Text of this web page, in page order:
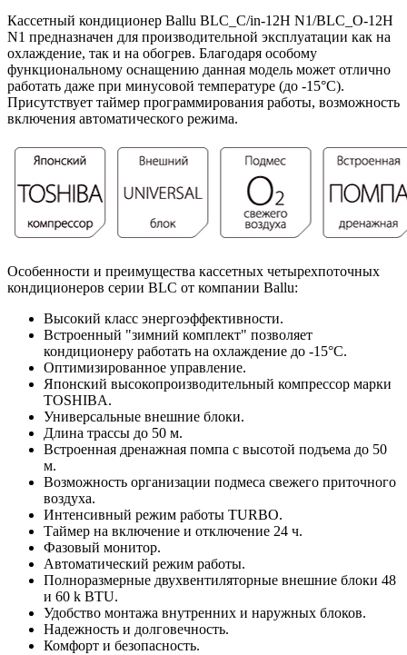
Кассетный кондиционер Ballu BLC_C/in-12H N1/BLC_O-12H
N1 предназначен для производительной эксплуатации как на
охлаждение, так и на обогрев. Благодаря особому
функциональному оснащению данная модель может отлично
работать даже при минусовой температуре (до -15°С).
Присутствует таймер программирования работы, возможность
включения автоматического режима.
Особенности и преимущества кассетных четырехпоточных
кондиционеров серии BLC от компании Ballu:
Высокий класс энергоэффективности.
Встроенный "зимний комплект" позволяет
кондиционеру работать на охлаждение до -15°С.
Оптимизированное управление.
Японский высокопроизводительный компрессор марки
TOSHIBA.
Универсальные внешние блоки.
Длина трассы до 50 м.
Встроенная дренажная помпа с высотой подъема до 50
м.
Возможность организации подмеса свежего приточного
воздуха.
Интенсивный режим работы TURBO.
Таймер на включение и отключение 24 ч.
Фазовый монитор.
Автоматический режим работы.
Полноразмерные двухвентиляторные внешние блоки 48
и 60 k BTU.
Удобство монтажа внутренних и наружных блоков.
Надежность и долговечность.
Комфорт и безопасность.